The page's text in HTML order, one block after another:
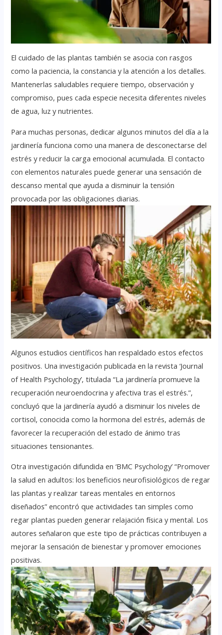
El cuidado de las plantas también se asocia con rasgos
como la paciencia, la constancia y la atención a los detalles.
Mantenerlas saludables requiere tiempo, observación y
compromiso, pues cada especie necesita diferentes niveles
de agua, luz y nutrientes.
Para muchas personas, dedicar algunos minutos del día a la
jardinería funciona como una manera de desconectarse del
estrés y reducir la carga emocional acumulada. El contacto
con elementos naturales puede generar una sensación de
descanso mental que ayuda a disminuir la tensión
provocada por las obligaciones diarias.
Algunos estudios científicos han respaldado estos efectos
positivos. Una investigación publicada en la revista ‘Journal
of Health Psychology’, titulada “La jardinería promueve la
recuperación neuroendocrina y afectiva tras el estrés.”,
concluyó que la jardinería ayudó a disminuir los niveles de
cortisol, conocida como la hormona del estrés, además de
favorecer la recuperación del estado de ánimo tras
situaciones tensionantes.
Otra investigación difundida en ‘BMC Psychology’ “Promover
la salud en adultos: los beneficios neurofisiológicos de regar
las plantas y realizar tareas mentales en entornos
diseñados” encontró que actividades tan simples como
regar plantas pueden generar relajación física y mental. Los
autores señalaron que este tipo de prácticas contribuyen a
mejorar la sensación de bienestar y promover emociones
positivas.